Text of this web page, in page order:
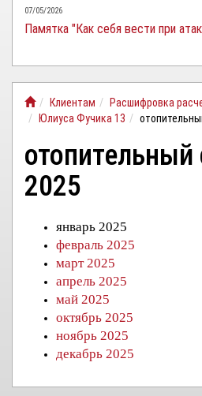
КЛИЕНТАМ
КАБИНЕТ
07/05/2026
Памятка "Как себя вести при
Клиентам
Расшифровка
Юлиуса Фучика 13
отопительный
2025
январь 2025
февраль 2025
март 2025
апрель 2025
май 2025
октябрь 2025
ноябрь 2025
декабрь 2025